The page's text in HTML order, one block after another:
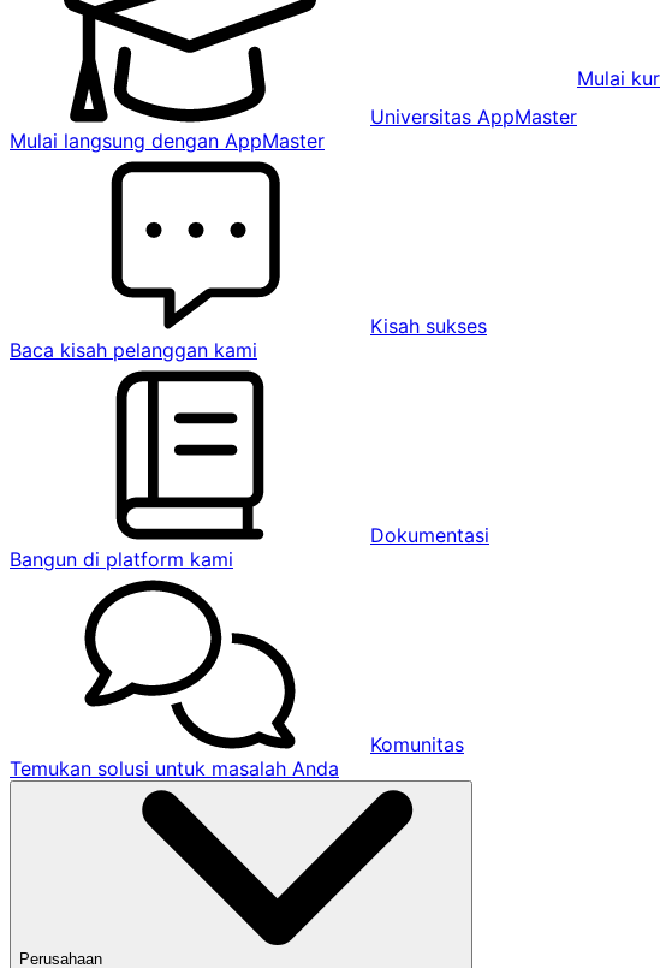
Universitas AppMaster
Mulai langsung dengan AppMaster
Kisah sukses
Baca kisah pelanggan kami
Dokumentasi
Bangun di platform kami
Komunitas
Temukan solusi untuk masalah Anda
Mulai
Perusahaan